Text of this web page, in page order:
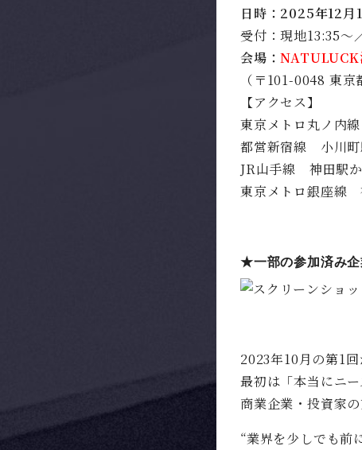
日時：2025年12月
受付：現地13:35〜
会場：NATULUCK
（〒101-0048 東
【アクセス】
東京メトロ丸ノ内
都営新宿線 小川町
JR山手線 神田駅か
東京メトロ銀座線
★一部の参加済み
2023年10月の第1回
最初は「本当にニー
商業企業・投資家
“業界を少しでも前